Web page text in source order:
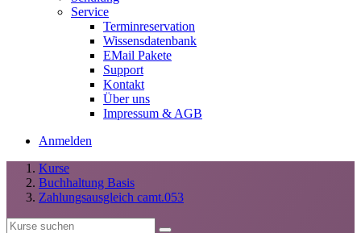
Service
Terminreservation
Wissensdatenbank
EMail Pakete
Support
Kontakt
Über uns
Impressum & AGB
Anmelden
Kurse
Buchhaltung Basis
Zahlungsausgleich camt.053